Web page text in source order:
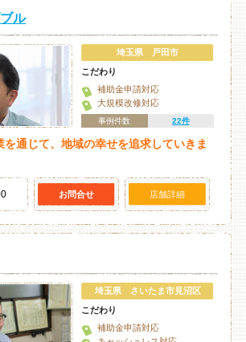
ル
埼玉県 戸田市
こだわり
補助金申請対応
大規模改修対応
事例件数 22件
を通じて、地域の幸せを追求していきま
お問合せ 店舗詳細
埼玉県 さいたま市見沼区
こだわり
補助金申請対応